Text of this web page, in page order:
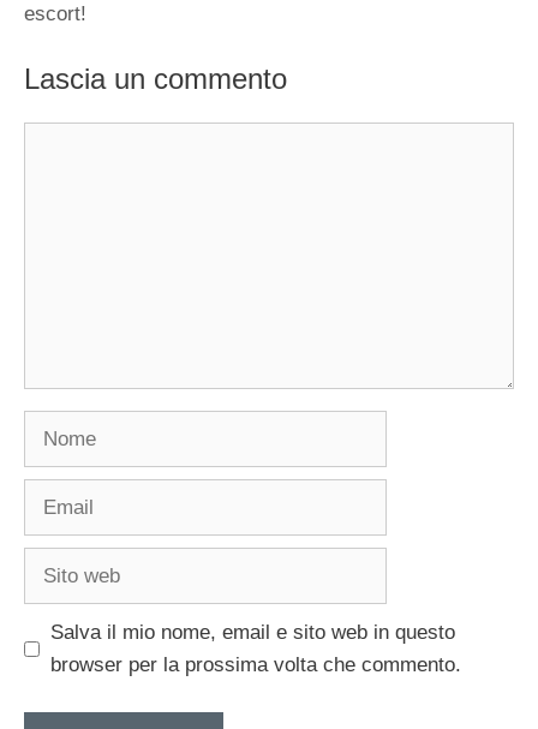
escort!
Lascia un commento
Nome
Email
Sito
Salva il mio nome, email e sito web in questo
browser per la prossima volta che commento.